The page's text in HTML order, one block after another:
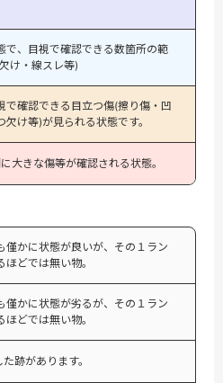
で、目視で確認できる数箇所の範
け・線スレ等)
で確認できる目立つ傷(擦り傷・凹
け等)が見られる状態です。
大きな傷等が確認される状態。
僅かに状態が良いが、その１ラン
どでは無い物。
僅かに状態が劣るが、その１ラン
どでは無い物。
跡があります。